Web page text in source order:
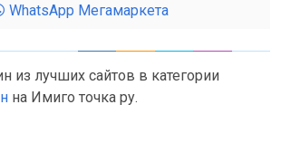
WhatsApp Мегамаркета
из лучших сайтов в категории
на Имиго точка ру.